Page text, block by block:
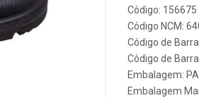
Código: 156675
Código NCM:
Código de
Código de
Embalagem:
Embalagem